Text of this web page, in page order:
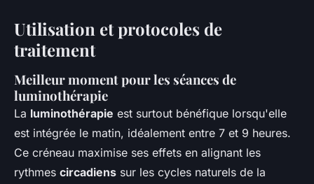
Utilisation et protocoles de
traitement
Meilleur moment pour les séances de
luminothérapie
La luminothérapie est surtout bénéfique lorsqu'elle
est intégrée le matin, idéalement entre 7 et 9 heures.
Ce créneau maximise ses effets en alignant les
rythmes circadiens sur les cycles naturels de la